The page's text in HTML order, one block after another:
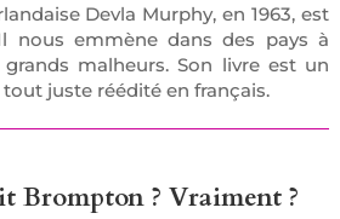
Devla Murphy, en 1963, est
nous emmène dans des pays à
grands malheurs. Son livre est un
juste réédité en français.
Brompton ? Vraiment ?